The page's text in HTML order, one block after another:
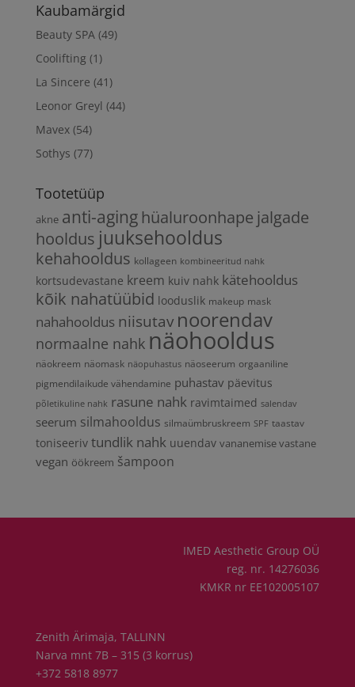
Kaubamärgid
Beauty SPA (49)
Coolifting (1)
La Sincere (41)
Leonor Greyl (44)
Mavex (54)
Sothys (77)
Tootetüüp
akne anti-aging hüaluroonhape jalgade
hooldus juuksehooldus
kehahooldus kollageen kombineeritud nahk
kortsudevastane kreem kuiv nahk kätehooldus
kõik nahatüübid looduslik makeup mask
nahahooldus niisutav noorendav
normaalne nahk näohooldus
näokreem näomask näopuhastus näoseerum orgaaniline
pigmendilaikude vähendamine puhastav päevitus
põletikuline nahk rasune nahk ravimtaimed salendav
seerum silmahooldus silmaümbruskreem SPF taastav
toniseeriv tundlik nahk uuendav vananemise vastane
vegan öökreem šampoon
IMED Aesthetic Group OÜ
reg. nr. 14276036
KMKR nr EE102005107
Zenith Ärimaja, TALLINN
Narva mnt 7B – 315 (3 korrus)
+372 5818 8977